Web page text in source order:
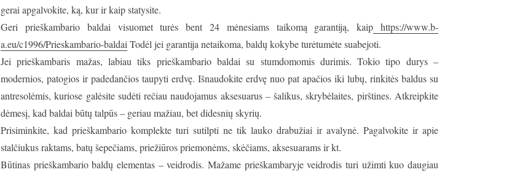
gerai apgalvokite, ką, kur ir kaip statysite.
Geri prieškambario baldai visuomet turės bent 24 mėnesiams taikomą garantiją, kaip https://www.b-
a.eu/c1996/Prieskambario-baldaiTodėl jei garantija netaikoma, baldų kokybe turėtumėte suabejoti.
Jei prieškambaris mažas, labiau tiks prieškambario baldai su stumdomomis durimis. Tokio tipo durys –
modernios, patogios ir padedančios taupyti erdvę. Išnaudokite erdvę nuo pat apačios iki lubų, rinkitės baldus su
antresolėmis, kuriose galėsite sudėti rečiau naudojamus aksesuarus – šalikus, skrybėlaites, pirštines. Atkreipkite
dėmesį, kad baldai būtų talpūs – geriau mažiau, bet didesnių skyrių.
Prisiminkite, kad prieškambario komplekte turi sutilpti ne tik lauko drabužiai ir avalynė. Pagalvokite ir apie
stalčiukus raktams, batų šepečiams, priežiūros priemonėms, skėčiams, aksesuarams ir kt.
Būtinas prieškambario baldų elementas – veidrodis. Mažame prieškambaryje veidrodis turi užimti kuo daugiau